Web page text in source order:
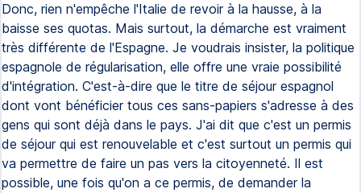
Donc, rien n'empêche l'Italie de revoir à la hausse, à la
baisse ses quotas. Mais surtout, la démarche est vraiment
très différente de l'Espagne. Je voudrais insister, la politique
espagnole de régularisation, elle offre une vraie possibilité
d'intégration. C'est-à-dire que le titre de séjour espagnol
dont vont bénéficier tous ces sans-papiers s'adresse à des
gens qui sont déjà dans le pays. J'ai dit que c'est un permis
de séjour qui est renouvelable et c'est surtout un permis qui
va permettre de faire un pas vers la citoyenneté. Il est
possible, une fois qu'on a ce permis, de demander la